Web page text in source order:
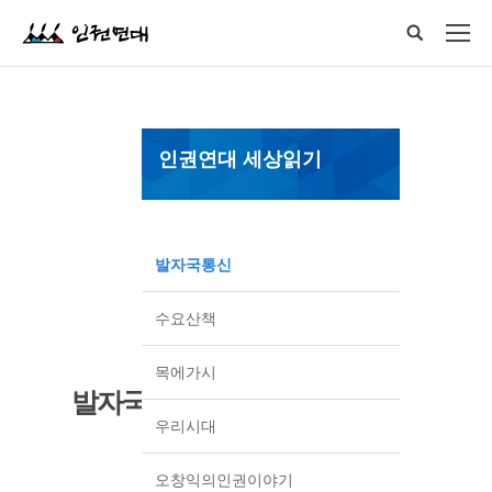
인권연대 세상읽기
발자국통신
수요산책
목에가시
우리시대
오창익의인권이야기
발자국통신